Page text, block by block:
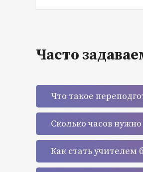
Часто
Что такое
Сколько часов
Как стать учителем